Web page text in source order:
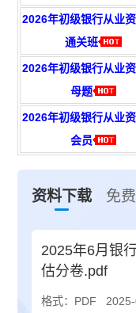
2026年初级银行从业
通关班
2026年初级银行从业
母题
2026年初级银行从业
会员
资料下载 免
2025年6月银
估分卷.pdf
格式：PDF